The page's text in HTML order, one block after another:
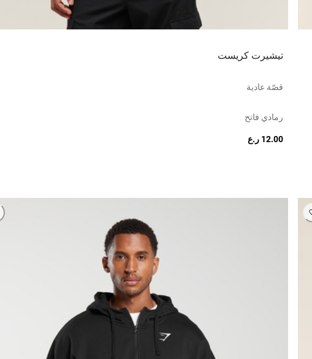
تيشيرت كريست
قصّة عادية
رمادي فاتح
12.00 ر.ع